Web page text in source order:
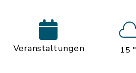
Veranstaltungen 15